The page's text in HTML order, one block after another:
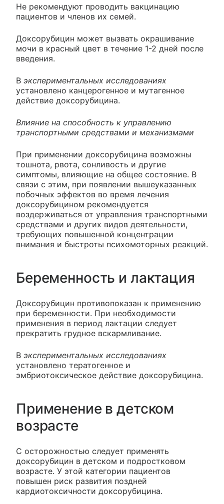
Не рекомендуют проводить вакцинацию
пациентов и членов их семей.
Доксорубицин может вызвать окрашивание
мочи в красный цвет в течение 1-2 дней после
введения.
В экспериментальных исследованиях
установлено канцерогенное и мутагенное
действие доксорубицина.
Влияние на способность к управлению
транспортными средствами и механизмами
При применении доксорубицина возможны
тошнота, рвота, сонливость и другие
симптомы, влияющие на общее состояние. В
связи с этим, при появлении вышеуказанных
побочных эффектов во время лечения
доксорубицином рекомендуется
воздерживаться от управления транспортными
средствами и других видов деятельности,
требующих повышенной концентрации
внимания и быстроты психомоторных реакций.
Беременность и лактация
Доксорубицин противопоказан к применению
при беременности. При необходимости
применения в период лактации следует
прекратить грудное вскармливание.
В экспериментальных исследованиях
установлено тератогенное и
эмбриотоксическое действие доксорубицина.
Применение в детском
возрасте
С осторожностью следует применять
доксорубицин в детском и подростковом
возрасте. У этой категории пациентов
повышен риск развития поздней
кардиотоксичности доксорубицина.